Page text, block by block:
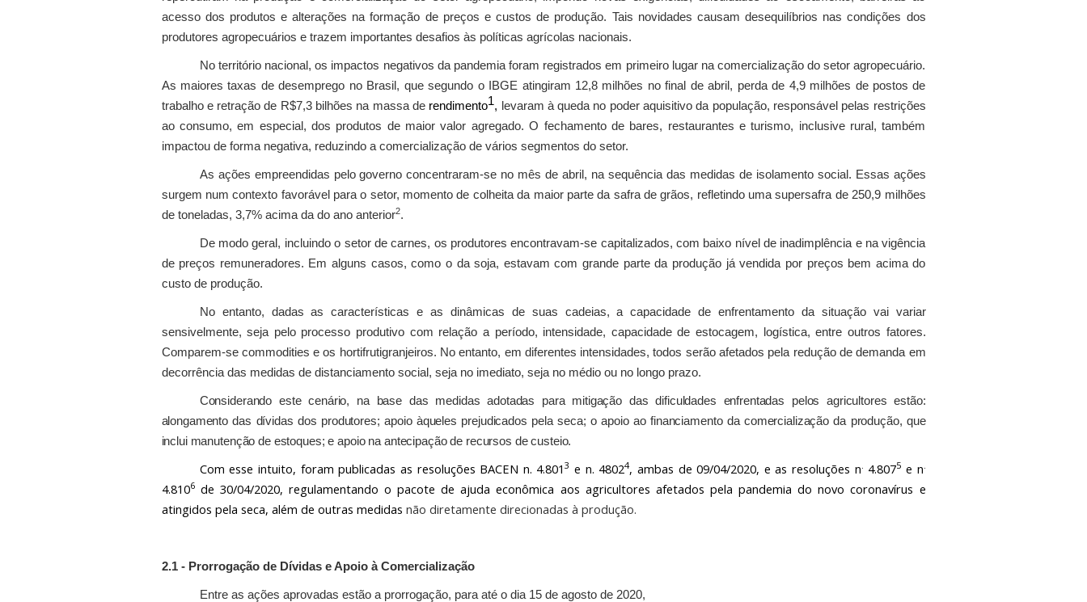
acesso dos produtos e alterações na formação de preços e custos de produção. Tais novidades causam desequilíbrios nas condições dos
produtores agropecuários e trazem importantes desafios às políticas agrícolas nacionais.
No território nacional, os impactos negativos da pandemia foram registrados em primeiro lugar na comercialização do setor agropecuário.
As maiores taxas de desemprego no Brasil, que segundo o IBGE atingiram 12,8 milhões no final de abril, perda de 4,9 milhões de postos de
trabalho e retração de R$7,3 bilhões na massa de rendimento1, levaram à queda no poder aquisitivo da população, responsável pelas restrições
ao consumo, em especial, dos produtos de maior valor agregado. O fechamento de bares, restaurantes e turismo, inclusive rural, também
impactou de forma negativa, reduzindo a comercialização de vários segmentos do setor.
As ações empreendidas pelo governo concentraram-se no mês de abril, na sequência das medidas de isolamento social. Essas ações
surgem num contexto favorável para o setor, momento de colheita da maior parte da safra de grãos, refletindo uma supersafra de 250,9 milhões
de toneladas, 3,7% acima da do ano anterior2.
De modo geral, incluindo o setor de carnes, os produtores encontravam-se capitalizados, com baixo nível de inadimplência e na vigência
de preços remuneradores. Em alguns casos, como o da soja, estavam com grande parte da produção já vendida por preços bem acima do
custo de produção.
No entanto, dadas as características e as dinâmicas de suas cadeias, a capacidade de enfrentamento da situação vai variar
sensivelmente, seja pelo processo produtivo com relação a período, intensidade, capacidade de estocagem, logística, entre outros fatores.
Comparem-se commodities e os hortifrutigranjeiros. No entanto, em diferentes intensidades, todos serão afetados pela redução de demanda em
decorrência das medidas de distanciamento social, seja no imediato, seja no médio ou no longo prazo.
Considerando este cenário, na base das medidas adotadas para mitigação das dificuldades enfrentadas pelos agricultores estão:
alongamento das dívidas dos produtores; apoio àqueles prejudicados pela seca; o apoio ao financiamento da comercialização da produção, que
inclui manutenção de estoques; e apoio na antecipação de recursos de custeio.
Com esse intuito, foram publicadas as resoluções BACEN n. 4.8013 e n. 48024, ambas de 09/04/2020, e as resoluções n. 4.8075 e n.
4.8106de 30/04/2020, regulamentando o pacote de ajuda econômica aos agricultores afetados pela pandemia do novo coronavírus e
atingidos pela seca, além de outras medidas não diretamente direcionadas à produção.
2.1 - Prorrogação de Dívidas e Apoio à Comercialização
Entre as ações aprovadas estão a prorrogação, para até o dia 15 de agosto de 2020,